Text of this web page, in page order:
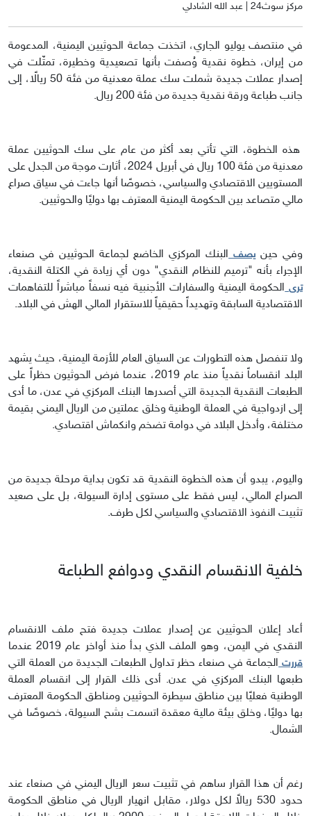
مركز سوث24 | عبد الله الشادلي
في منتصف يوليو الجاري، اتخذت جماعة الحوثيين اليمنية، المدعومة
من إيران، خطوة نقدية وُصفت بأنها تصعيدية وخطيرة، تمثّلت في
إصدار عملات جديدة شملت سك عملة معدنية من فئة 50 ريالًا، إلى
جانب طباعة ورقة نقدية جديدة من فئة 200 ريال.
هذه الخطوة، التي تأتي بعد أكثر من عام على سك الحوثيين عملة
معدنية من فئة 100 ريال في أبريل 2024، أثارت موجة من الجدل على
المستويين الاقتصادي والسياسي، خصوصًا أنها جاءت في سياق صراع
مالي متصاعد بين الحكومة اليمنية المعترف بها دوليًا والحوثيين.
وفي حين يصفالبنك المركزي الخاضع لجماعة الحوثيين في صنعاء
الإجراء بأنه "ترميم للنظام النقدي" دون أي زيادة في الكتلة النقدية،
ترىالحكومة اليمنية والسفارات الأجنبية فيه نسفاً مباشراً للتفاهمات
الاقتصادية السابقة وتهديداً حقيقياً للاستقرار المالي الهش في البلاد.
ولا تنفصل هذه التطورات عن السياق العام للأزمة اليمنية، حيث يشهد
البلد انقساماً نقدياً منذ عام 2019، عندما فرض الحوثيون حظراً على
الطبعات النقدية الجديدة التي أصدرها البنك المركزي في عدن، ما أدى
إلى ازدواجية في العملة الوطنية وخلق عملتين من الريال اليمني بقيمة
مختلفة، وأدخل البلاد في دوامة تضخم وانكماش اقتصادي.
واليوم، يبدو أن هذه الخطوة النقدية قد تكون بداية مرحلة جديدة من
الصراع المالي، ليس فقط على مستوى إدارة السيولة، بل على صعيد
تثبيت النفوذ الاقتصادي والسياسي لكل طرف.
خلفية الانقسام النقدي ودوافع الطباعة
أعاد إعلان الحوثيين عن إصدار عملات جديدة فتح ملف الانقسام
النقدي في اليمن، وهو الملف الذي بدأ منذ أواخر عام 2019 عندما
قررتالجماعة في صنعاء حظر تداول الطبعات الجديدة من العملة التي
طبعها البنك المركزي في عدن. أدى ذلك القرار إلى انقسام العملة
الوطنية فعليًا بين مناطق سيطرة الحوثيين ومناطق الحكومة المعترف
بها دوليًا، وخلق بيئة مالية معقدة اتسمت بشح السيولة، خصوصًا في
الشمال.
رغم أن هذا القرار ساهم في تثبيت سعر الريال اليمني في صنعاء عند
حدود 530 ريالاً لكل دولار، مقابل انهيار الريال في مناطق الحكومة